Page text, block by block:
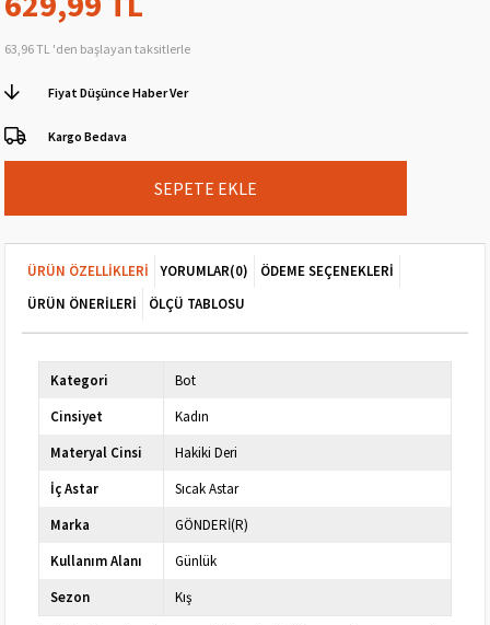
63,96 TL 'den başlayan taksitlerle
Fiyat Düşünce Haber Ver
Kargo Bedava
ÜRÜN ÖZELLIKLERI YORUMLAR(0)
ÖDEME SEÇENEKLERI
ÜRÜN ÖNERILERI
ÖLÇÜ TABLOSU
Kategori
Bot
Cinsiyet
Kadın
Materyal Cinsi
Hakiki Deri
İç Astar
Sıcak Astar
Marka
GÖNDERİ(R)
Kullanım Alanı
Günlük
Sezon
Kış